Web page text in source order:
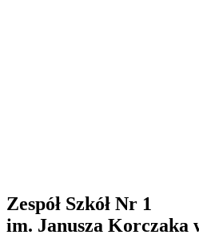
Zespół Szkół Nr 1
im. Janusza Korczaka